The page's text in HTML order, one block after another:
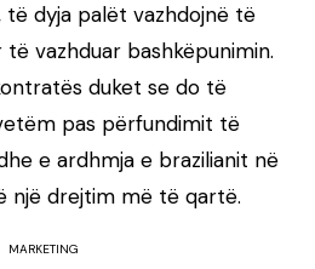
të dyja palët vazhdojnë të
vazhduar bashkëpunimin.
duket se do të
pas përfundimit të
e ardhmja e brazilianit në
një drejtim më të qartë.
MARKETING